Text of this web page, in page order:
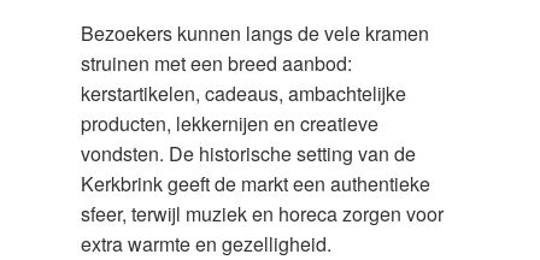
Bezoekers kunnen langs de vele kramen
struinen met een breed aanbod:
kerstartikelen, cadeaus, ambachtelijke
producten, lekkernijen en creatieve
vondsten. De historische setting van de
Kerkbrink geeft de markt een authentieke
sfeer, terwijl muziek en horeca zorgen voor
extra warmte en gezelligheid.